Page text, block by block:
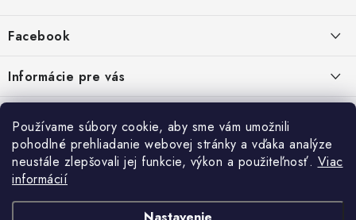
Používame súbory cookie, aby sme vám umožnili
pohodlné prehliadanie webovej stránky a vďaka analýze
neustále zlepšovali jej funkcie, výkon a použiteľnosť. Viac
informácií
p
ä
t
i
Facebook
Informácie pre vás
Dopravné a platobné podmienky
Galéria od Zákaznikov
Kontakt
Blog
Krycie plachty, ešte lepšia kvalita
TIPY A RADY AKO SADIŤ DO SKLENÍKA
Obchodné podmienky Ochrana osobných údajov
Alternatívne riešenie sporov online - RSO ČO SÚ TO „COOKIES“?